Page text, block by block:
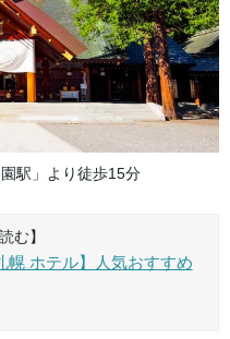
駅」より徒歩15分
む】
幌 ホテル】人気おすすめ